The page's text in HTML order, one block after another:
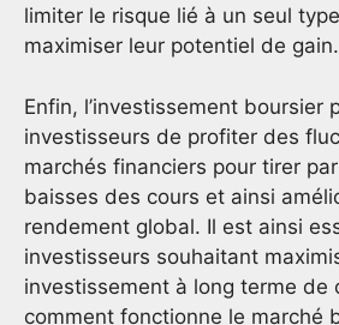
limiter le risque lié à un seul
maximiser leur potentiel de gain.
Enfin, l’investissement boursier
investisseurs de profiter des
marchés financiers pour tirer
baisses des cours et ainsi
rendement global. Il est ainsi
investisseurs souhaitant
investissement à long terme de
comment fonctionne le marché